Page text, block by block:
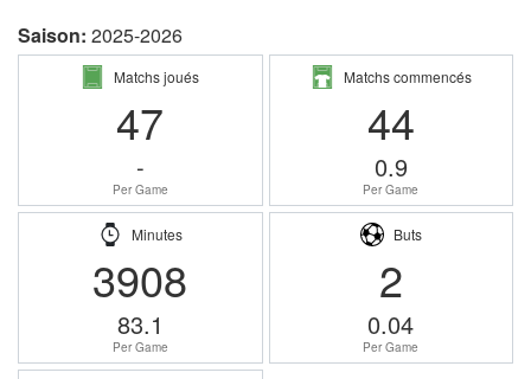
Saison: 2025-2026
Matchs joués
47
-
Per Game
Matchs commencés
44
0.9
Per Game
Minutes
3908
83.1
Per Game
Buts
2
0.04
Per Game